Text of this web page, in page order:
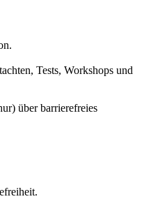
Tests, Workshops und
über barrierefreies